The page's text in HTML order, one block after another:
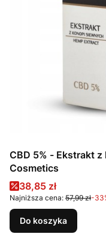
CBD 5% - Ekstrakt
Cosmetics
Cena promocyjna
38,85 zł
Najniższa cena: 57,99 zł-
Do koszyka